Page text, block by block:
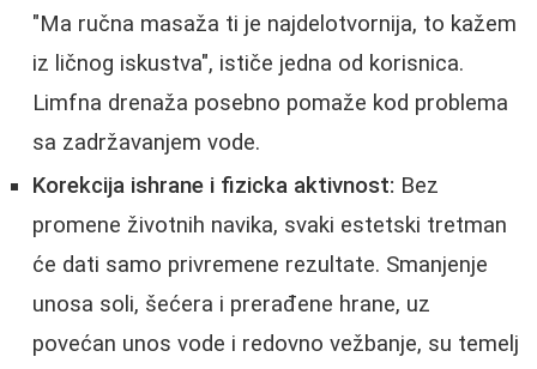
"Ma ručna masaža ti je najdelotvornija, to kažem
iz ličnog iskustva", ističe jedna od korisnica.
Limfna drenaža posebno pomaže kod problema
sa zadržavanjem vode.
Korekcija ishrane i fizicka aktivnost: Bez
promene životnih navika, svaki estetski tretman
će dati samo privremene rezultate. Smanjenje
unosa soli, šećera i prerađene hrane, uz
povećan unos vode i redovno vežbanje, su temelj